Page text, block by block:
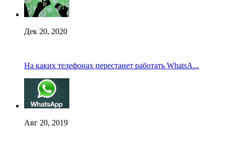
Дек 20, 2020
На каких телефонах перестанет работать WhatsA...
Авг 20, 2019